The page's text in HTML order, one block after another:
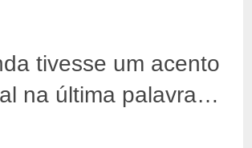
tivesse um acento
na última palavra…